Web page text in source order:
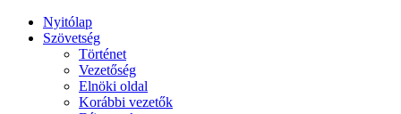
Nyitólap
Szövetség
Történet
Vezetőség
Elnöki oldal
Korábbi vezetők